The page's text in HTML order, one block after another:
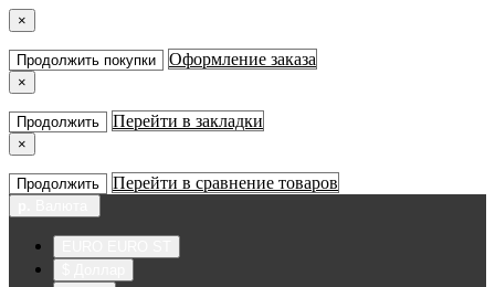
×
Продолжить покупки Оформление заказа
×
Продолжить Перейти в закладки
×
Продолжить Перейти в сравнение товаров